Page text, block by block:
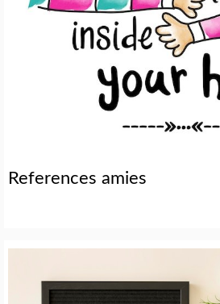
References amies